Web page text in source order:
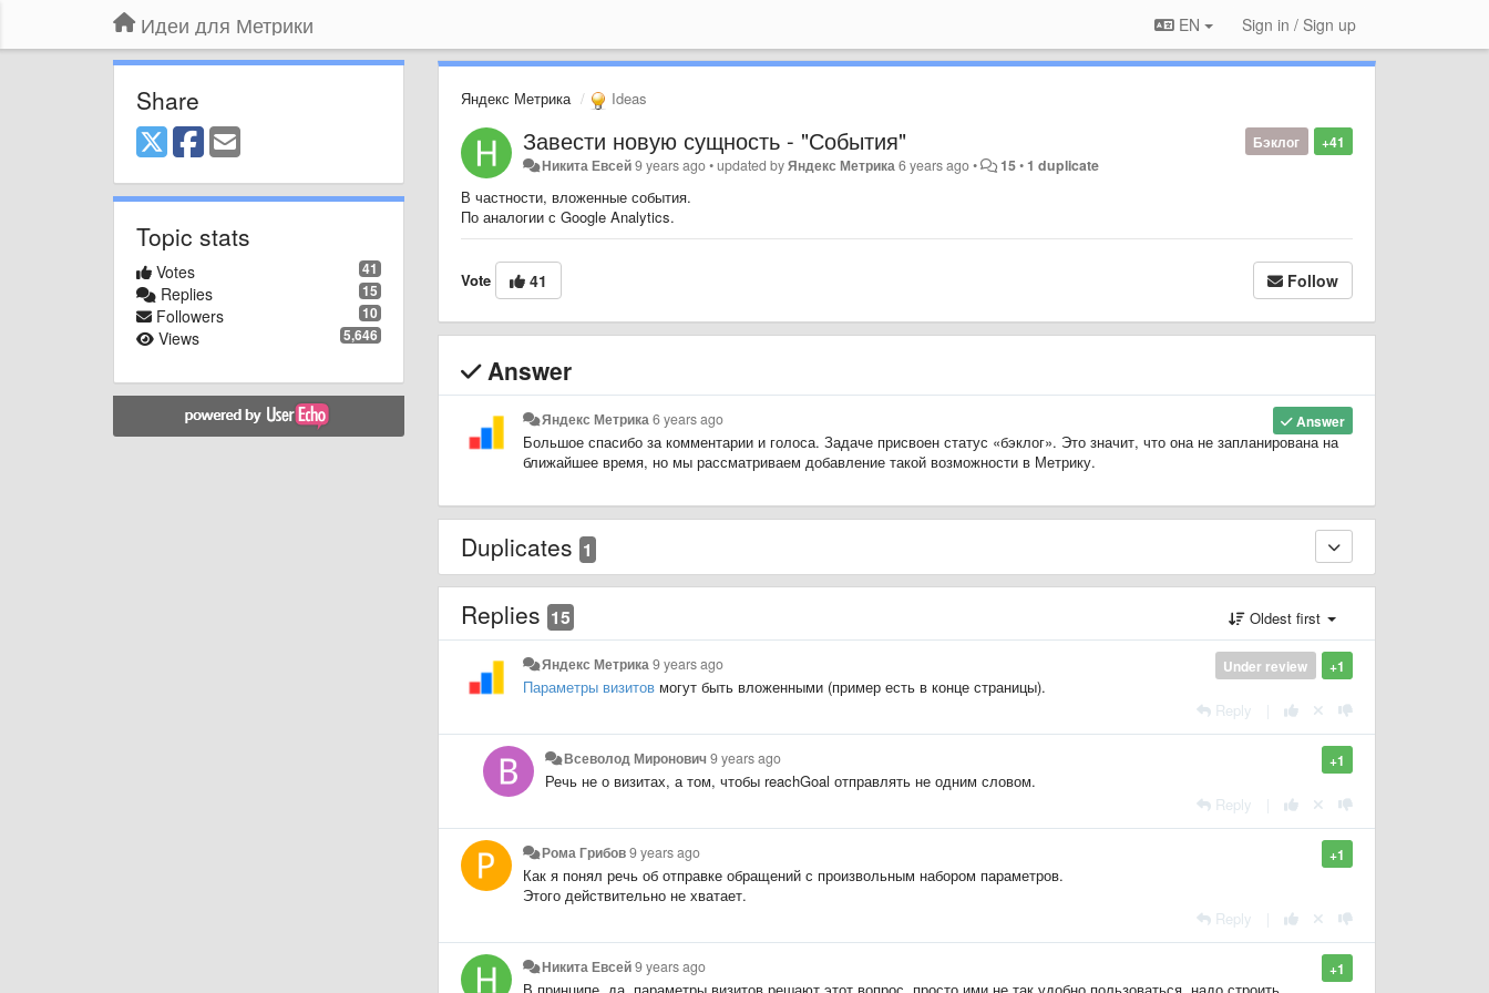
Идеи для Метрики EN Sign in / Sign up
Share
Topic stats
41
Votes
15
Replies
10
Followers
5,646
Views
Яндекс Метрика Ideas
+41
Бэклог
Завести новую сущность - "События"
Никита Евсей9 years ago•updated byЯндекс Метрика 6 years ago• 15• 1 duplicate
В частности, вложенные события.
По аналогии с Google Analytics.
Vote 41 Follow
Answer
Answer
Яндекс Метрика 6 years ago
Большое спасибо за комментарии и голоса. Задаче присвоен статус «бэклог». Это значит, что она не запланирована на
ближайшее время, но мы рассматриваем добавление такой возможности в Метрику.
Duplicates 1
Replies 15 Oldest first
+1
Under review
Яндекс Метрика 9 years ago
Параметры визитовмогут быть вложенными (пример есть в конце страницы).
Reply
+1
Всеволод Миронович 9 years ago
Речь не о визитах, а том, чтобы reachGoal отправлять не одним словом.
Reply
+1
Рома Грибов9 years ago
Как я понял речь об отправке обращений с произвольным набором параметров.
Этого действительно не хватает.
Reply
+1
Никита Евсей9 years ago
В принципе, да, параметры визитов решают этот вопрос, просто ими не так удобно пользоваться, надо строить